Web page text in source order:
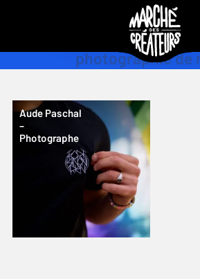
photographie de
Aude Paschal
–
Photographe